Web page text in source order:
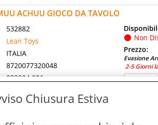
ACHUU GIOCO DA TAVOLO
532882
Lean Toys
ITALIA
8720077320048
932004.006
Moo è una simpatica mucca che
ma È ALLERGICA AI SOFFIONI!
Non
Prezzo:
Evasione
2-5 Giorni
Chiusura Estiva